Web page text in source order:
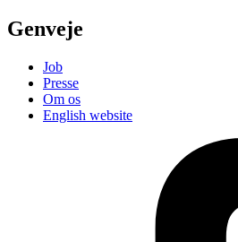
Genveje
Job
Presse
Om os
English website